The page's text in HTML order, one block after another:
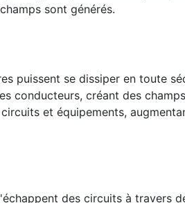
sont générés.
puissent se dissiper en toute
conducteurs, créant des
et équipements,
des circuits à travers